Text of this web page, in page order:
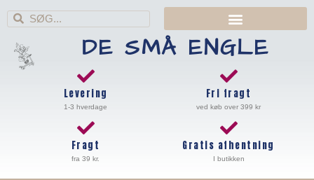
DE SMÅ ENGLE
Levering
1-3 hverdage
Fri fragt
ved køb over 399 kr
Fragt
fra 39 kr.
Gratis afhentning
I butikken